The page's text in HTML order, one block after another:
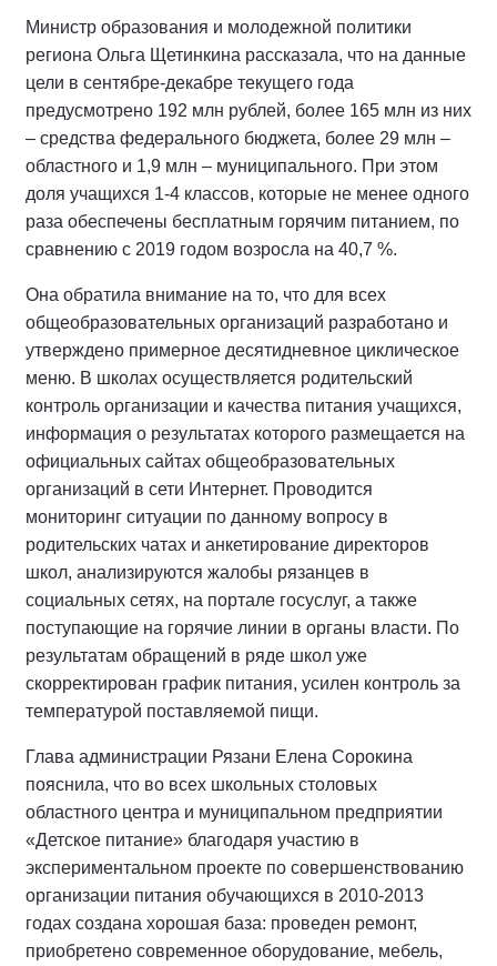
Министр образования и молодежной политики
региона Ольга Щетинкина рассказала, что на данные
цели в сентябре-декабре текущего года
предусмотрено 192 млн рублей, более 165 млн из них
– средства федерального бюджета, более 29 млн –
областного и 1,9 млн – муниципального. При этом
доля учащихся 1-4 классов, которые не менее одного
раза обеспечены бесплатным горячим питанием, по
сравнению с 2019 годом возросла на 40,7 %.
Она обратила внимание на то, что для всех
общеобразовательных организаций разработано и
утверждено примерное десятидневное циклическое
меню. В школах осуществляется родительский
контроль организации и качества питания учащихся,
информация о результатах которого размещается на
официальных сайтах общеобразовательных
организаций в сети Интернет. Проводится
мониторинг ситуации по данному вопросу в
родительских чатах и анкетирование директоров
школ, анализируются жалобы рязанцев в
социальных сетях, на портале госуслуг, а также
поступающие на горячие линии в органы власти. По
результатам обращений в ряде школ уже
скорректирован график питания, усилен контроль за
температурой поставляемой пищи.
Глава администрации Рязани Елена Сорокина
пояснила, что во всех школьных столовых
областного центра и муниципальном предприятии
«Детское питание» благодаря участию в
экспериментальном проекте по совершенствованию
организации питания обучающихся в 2010-2013
годах создана хорошая база: проведен ремонт,
приобретено современное оборудование, мебель,